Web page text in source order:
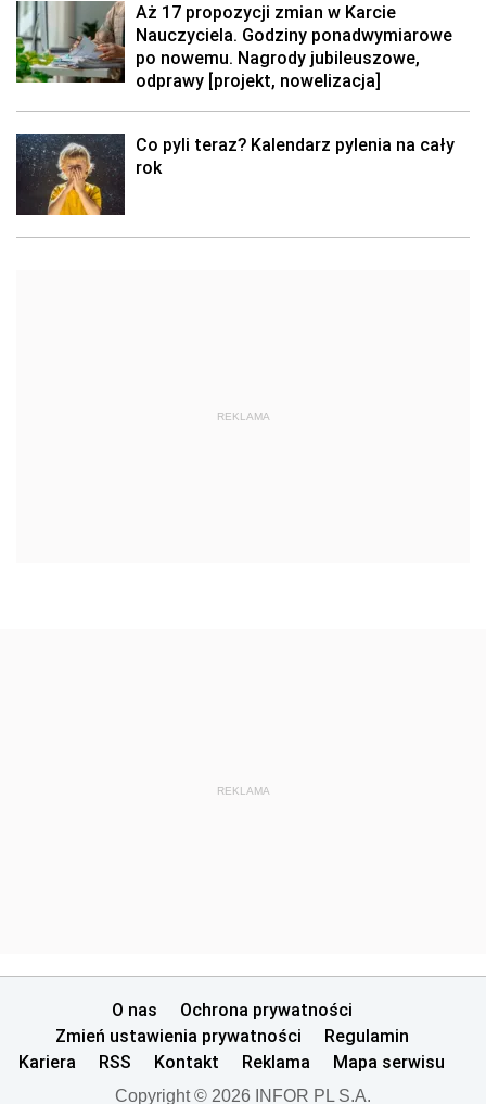
Aż 17 propozycji zmian w Karcie
Nauczyciela. Godziny ponadwymiarowe
po nowemu. Nagrody jubileuszowe,
odprawy [projekt, nowelizacja]
Co pyli teraz? Kalendarz pylenia na cały
rok
REKLAMA
REKLAMA
O nas
Ochrona prywatności
Zmień ustawienia prywatności
Regulamin
Kariera
RSS Kontakt Reklama Mapa serwisu
Copyright © 2026 INFOR PL S.A.